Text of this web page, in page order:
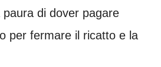
di dover pagare
per fermare il ricatto e la